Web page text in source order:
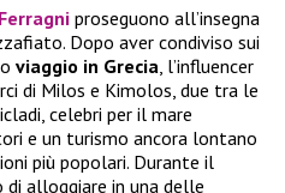
proseguono all’insegna
Dopo aver condiviso sui
viaggio in Grecia, l’influencer
di Milos e Kimolos, due tra le
celebri per il mare
e un turismo ancora lontano
più popolari. Durante il
di alloggiare in una delle